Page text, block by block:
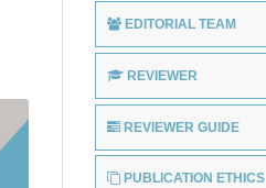
EDITORIAL TEAM
REVIEWER
REVIEWER GUIDE
PUBLICATION ETHICS